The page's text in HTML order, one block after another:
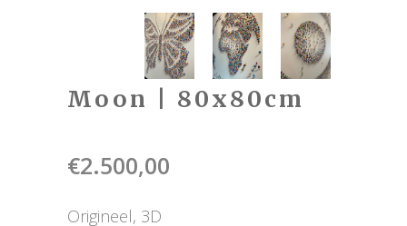
Moon | 80x80cm
€2.500,00
Origineel, 3D